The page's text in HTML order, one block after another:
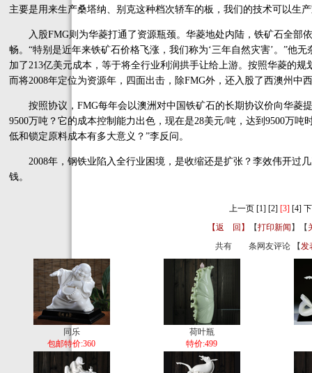
主要是用来生产桑塔纳、别克这种档次轿车的板，我们的技术可以生
入股FMG则为华菱打通了资源瓶颈。华菱地处内陆，铁矿石全部
畅。“特别是近年来铁矿石价格飞涨，我们称为‘三年自然灾害’。”他
加了213亿美元成本，等于将全行业利润拱手让给上游。按照华菱的
而将2008年定位为资源年，四面出击，除FMG外，还入股了西澳州中
按照协议，FMG每年会以澳洲对中国铁矿石的长期协议价向华菱提
9500万吨？它的成本控制能力出色，现在是28美元/吨，达到9500万
低和锁定原料成本有多大意义？”李反问。
2008年，钢铁业陷入全行业困境，是收缩还是扩张？李效伟开过几
钱。
上一页 [1] [2] [3] [4]
【返 回】
【打印新闻 】【
共有
条网友评论 【发
同乐
包邮特价:360
荷叶瓶
特价:499